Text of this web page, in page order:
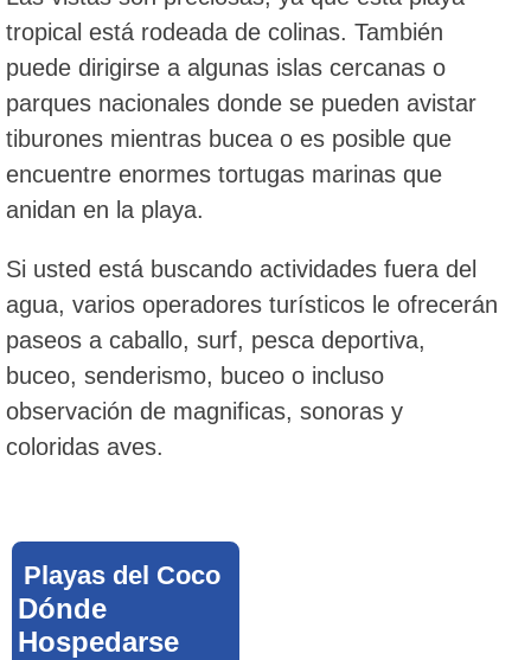
tropical está rodeada de colinas. También
puede dirigirse a algunas islas cercanas o
parques nacionales donde se pueden avistar
tiburones mientras bucea o es posible que
encuentre enormes tortugas marinas que
anidan en la playa.
Si usted está buscando actividades fuera del
agua, varios operadores turísticos le ofrecerán
paseos a caballo, surf, pesca deportiva,
buceo, senderismo, buceo o incluso
observación de magnificas, sonoras y
coloridas aves.
Playas del Coco
Dónde
Hospedarse